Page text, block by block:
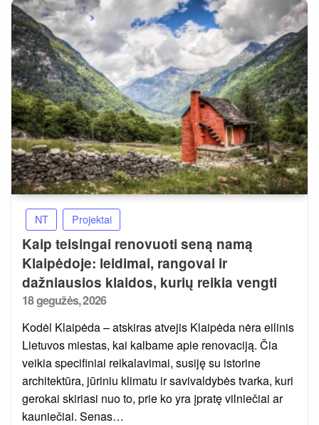
NT Projektai
Kaip teisingai renovuoti seną namą
Klaipėdoje: leidimai, rangovai ir
dažniausios klaidos, kurių reikia vengti
Posted
18 gegužės, 2026
Kodėl Klaipėda – atskiras atvejis Klaipėda nėra eilinis
Lietuvos miestas, kai kalbame apie renovaciją. Čia
veikia specifiniai reikalavimai, susiję su istorine
architektūra, jūriniu klimatu ir savivaldybės tvarka, kuri
gerokai skiriasi nuo to, prie ko yra įpratę vilniečiai ar
kauniečiai. Senas…